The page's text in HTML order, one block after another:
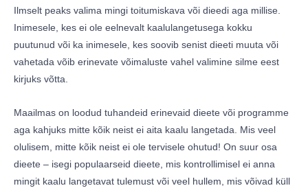
Ilmselt peaks valima mingi toitumiskava või dieedi aga millise.
Inimesele, kes ei ole eelnevalt kaalulangetusega kokku
puutunud või ka inimesele, kes soovib senist dieeti muuta või
vahetada võib erinevate võimaluste vahel valimine silme eest
kirjuks võtta.
Maailmas on loodud tuhandeid erinevaid dieete või programme
aga kahjuks mitte kõik neist ei aita kaalu langetada. Mis veel
olulisem, mitte kõik neist ei ole tervisele ohutud! On suur osa
dieete – isegi populaarseid dieete, mis kontrollimisel ei anna
mingit kaalu langetavat tulemust või veel hullem, mis võivad küll